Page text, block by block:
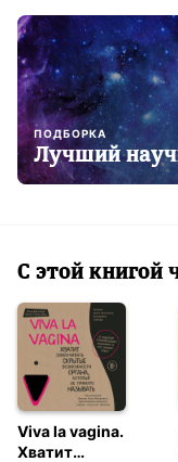
ПОДБОРКА
Лучший
С этой книгой
Viva la vagina.
Хватит